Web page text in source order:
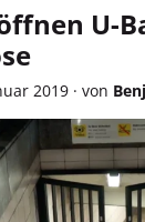
U-
2019 · von